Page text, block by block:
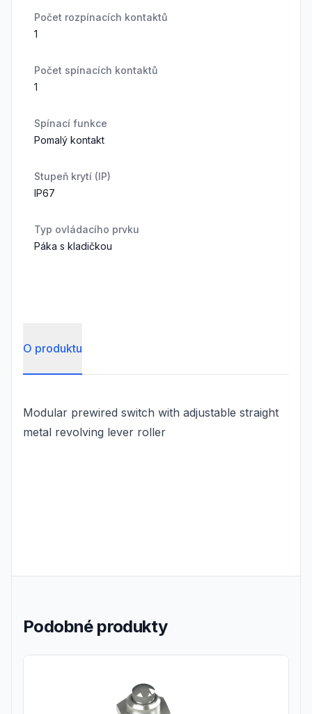
Počet rozpínacích kontaktů
1
Počet spínacích kontaktů
1
Spínací funkce
Pomalý kontakt
Stupeň krytí (IP)
IP67
Typ ovládacího prvku
Páka s kladičkou
O produktu
Modular prewired switch with adjustable straight
metal revolving lever roller
Podobné produkty